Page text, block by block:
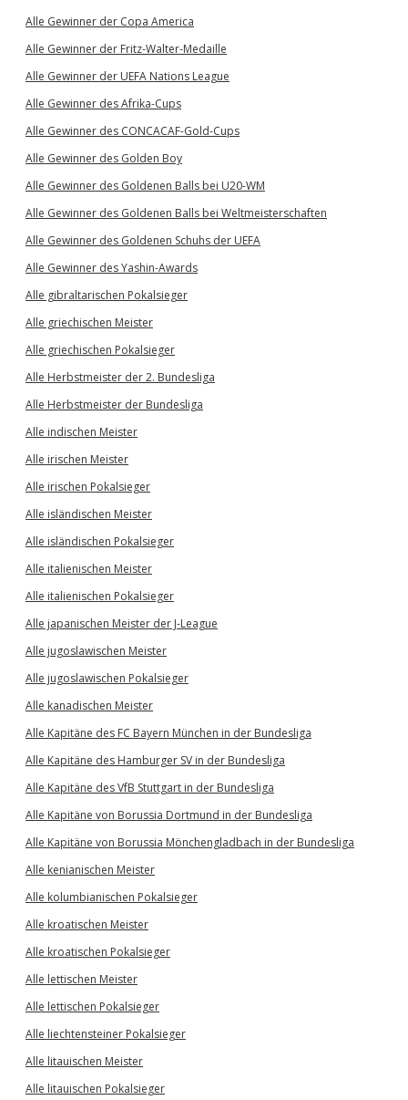
Alle Gewinner der Copa America
Alle Gewinner der Fritz-Walter-Medaille
Alle Gewinner der UEFA Nations League
Alle Gewinner des Afrika-Cups
Alle Gewinner des CONCACAF-Gold-Cups
Alle Gewinner des Golden Boy
Alle Gewinner des Goldenen Balls bei U20-WM
Alle Gewinner des Goldenen Balls bei Weltmeisterschaften
Alle Gewinner des Goldenen Schuhs der UEFA
Alle Gewinner des Yashin-Awards
Alle gibraltarischen Pokalsieger
Alle griechischen Meister
Alle griechischen Pokalsieger
Alle Herbstmeister der 2. Bundesliga
Alle Herbstmeister der Bundesliga
Alle indischen Meister
Alle irischen Meister
Alle irischen Pokalsieger
Alle isländischen Meister
Alle isländischen Pokalsieger
Alle italienischen Meister
Alle italienischen Pokalsieger
Alle japanischen Meister der J-League
Alle jugoslawischen Meister
Alle jugoslawischen Pokalsieger
Alle kanadischen Meister
Alle Kapitäne des FC Bayern München in der Bundesliga
Alle Kapitäne des Hamburger SV in der Bundesliga
Alle Kapitäne des VfB Stuttgart in der Bundesliga
Alle Kapitäne von Borussia Dortmund in der Bundesliga
Alle Kapitäne von Borussia Mönchengladbach in der Bundesliga
Alle kenianischen Meister
Alle kolumbianischen Pokalsieger
Alle kroatischen Meister
Alle kroatischen Pokalsieger
Alle lettischen Meister
Alle lettischen Pokalsieger
Alle liechtensteiner Pokalsieger
Alle litauischen Meister
Alle litauischen Pokalsieger